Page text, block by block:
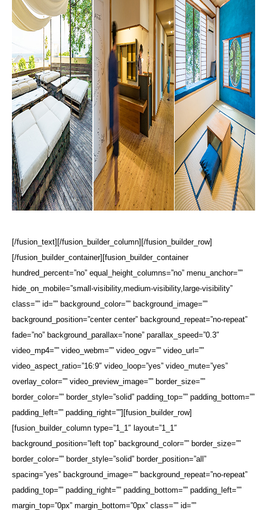
[/fusion_text][/fusion_builder_column][/fusion_builder_row]
[/fusion_builder_container][fusion_builder_container
hundred_percent=”no” equal_height_columns=”no” menu_anchor=””
hide_on_mobile=”small-visibility,medium-visibility,large-visibility”
class=”” id=”” background_color=”” background_image=””
background_position=”center center” background_repeat=”no-repeat”
fade=”no” background_parallax=”none” parallax_speed=”0.3″
video_mp4=”” video_webm=”” video_ogv=”” video_url=””
video_aspect_ratio=”16:9″ video_loop=”yes” video_mute=”yes”
overlay_color=”” video_preview_image=”” border_size=””
border_color=”” border_style=”solid” padding_top=”” padding_bottom=””
padding_left=”” padding_right=””][fusion_builder_row]
[fusion_builder_column type=”1_1″ layout=”1_1″
background_position=”left top” background_color=”” border_size=””
border_color=”” border_style=”solid” border_position=”all”
spacing=”yes” background_image=”” background_repeat=”no-repeat”
padding_top=”” padding_right=”” padding_bottom=”” padding_left=””
margin_top=”0px” margin_bottom=”0px” class=”” id=””